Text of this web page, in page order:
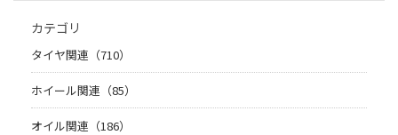
カテゴリ
タイヤ関連（710）
ホイール関連（85）
オイル関連（186）